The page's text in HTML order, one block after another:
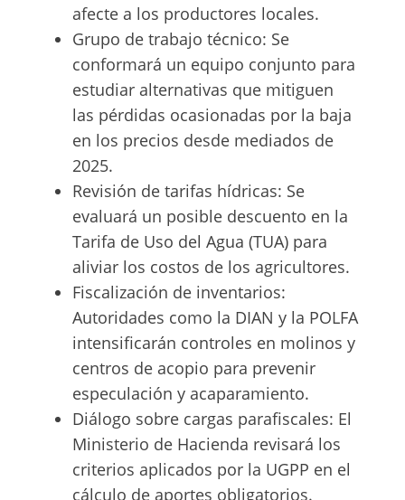
afecte a los productores locales.
Grupo de trabajo técnico: Se
conformará un equipo conjunto para
estudiar alternativas que mitiguen
las pérdidas ocasionadas por la baja
en los precios desde mediados de
2025.
Revisión de tarifas hídricas: Se
evaluará un posible descuento en la
Tarifa de Uso del Agua (TUA) para
aliviar los costos de los agricultores.
Fiscalización de inventarios:
Autoridades como la DIAN y la POLFA
intensificarán controles en molinos y
centros de acopio para prevenir
especulación y acaparamiento.
Diálogo sobre cargas parafiscales: El
Ministerio de Hacienda revisará los
criterios aplicados por la UGPP en el
cálculo de aportes obligatorios.